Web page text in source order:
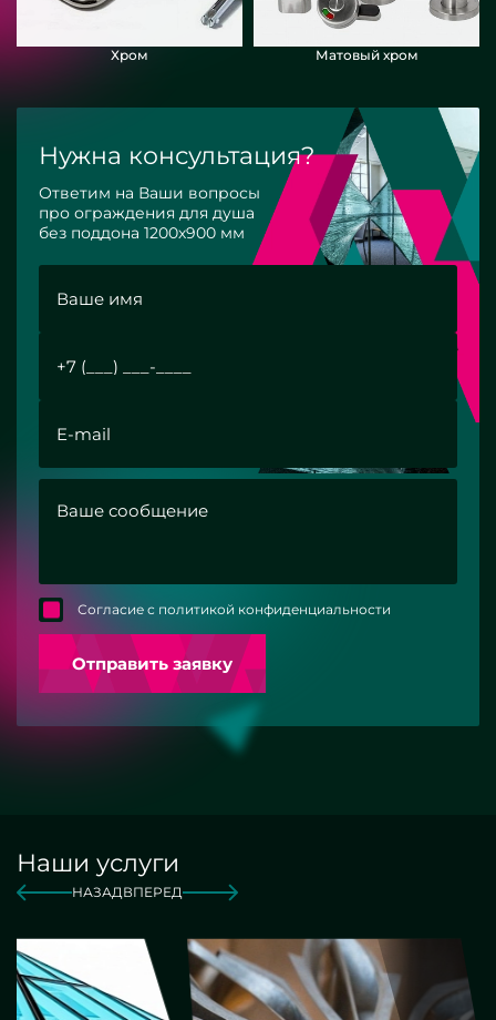
Хром Матовый хром
Нужна консультация?
Ответим на Ваши вопросы
про ограждения для душа
без поддона 1200х900 мм
Согласие с политикой конфиденциальности
Отправить заявку
Наши услуги
НАЗАДВПЕРЕД